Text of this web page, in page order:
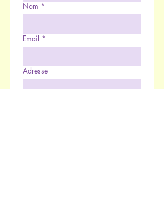
Nom *
Email *
Adresse